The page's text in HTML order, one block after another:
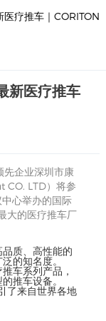
疗推车｜CORITON
新医疗推车
先企业深圳市康
CO. LTD）将参
心举办的国际
大的医疗推车厂
质、高性能的
的知名度。
车系列产品，
推车设备。
了来自世界各地